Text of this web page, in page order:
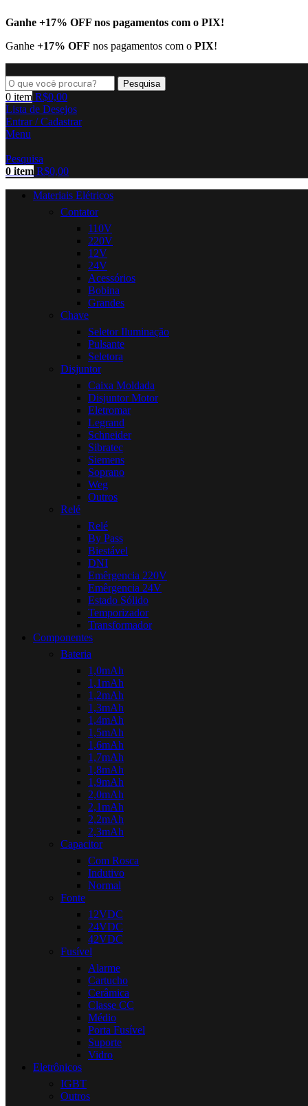
Ganhe +17% OFF nos pagamentos com o PIX!
Ganhe +17% OFF nos pagamentos com o PIX!
Pesquisa
0 item R$0,00
Lista de Desejos
Entrar / Cadastrar
Menu
Pesquisa
0 item R$0,00
Materiais Elétricos
Contator
110V
220V
12V
24V
Acessórios
Bobina
Grandes
Chave
Seletor Iluminação
Pulsante
Seletora
Disjuntor
Caixa Moldada
Disjuntor Motor
Eletromar
Legrand
Schneider
Sibratec
Siemens
Soprano
Weg
Outros
Relé
Relé
By Pass
Biestável
DNI
Emêrgencia 220V
Emêrgencia 24V
Estado Sólido
Temporizador
Transformador
Componentes
Bateria
1,0mAh
1,1mAh
1,2mAh
1,3mAh
1,4mAh
1,5mAh
1,6mAh
1,7mAh
1,8mAh
1,9mAh
2,0mAh
2,1mAh
2,2mAh
2,3mAh
Capacitor
Com Rosca
Indutivo
Normal
Fonte
12VDC
24VDC
42VDC
Fusível
Alarme
Cartucho
Cerâmica
Classe CC
Médio
Porta Fusível
Suporte
Vidro
Eletrônicos
IGBT
Outros